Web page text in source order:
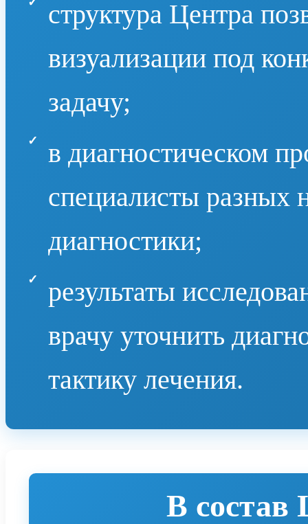
структура Центра
визуализации под
задачу;
в диагностическом
специалисты разных
диагностики;
результаты
врачу уточнить
тактику лечения.
В состав